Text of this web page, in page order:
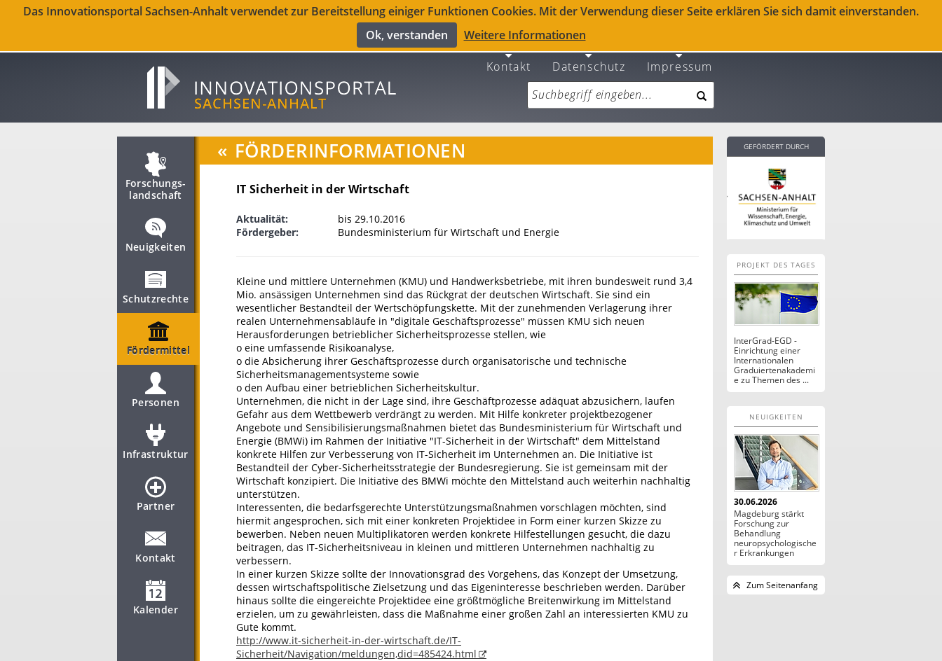
Das Innovationsportal Sachsen-Anhalt verwendet zur Bereitstellung einiger Funktionen Cookies. Mit der Verwendung dieser Seite erklären Sie sich damit einverstanden.
Ok, verstanden
Weitere Informationen
Kontakt Datenschutz Impressum
Forschungs­
landschaft
Neuigkeiten
Schutzrechte
Fördermittel
Personen
Infrastruktur
Partner
Kontakt
Kalender
« FÖRDERINFORMATIONEN
IT Sicherheit in der Wirtschaft
Aktualität:
bis 29.10.2016
Fördergeber:
Bundesministerium für Wirtschaft und Energie
Kleine und mittlere Unternehmen (KMU) und Handwerksbetriebe, mit ihren bundesweit rund 3,4
Mio. ansässigen Unternehmen sind das Rückgrat der deutschen Wirtschaft. Sie sind ein
wesentlicher Bestandteil der Wertschöpfungskette. Mit der zunehmenden Verlagerung ihrer
realen Unternehmensabläufe in "digitale Geschäftsprozesse" müssen KMU sich neuen
Herausforderungen betrieblicher Sicherheitsprozesse stellen, wie
o eine umfassende Risikoanalyse,
o die Absicherung ihrer Geschäftsprozesse durch organisatorische und technische
Sicherheitsmanagementsysteme sowie
o den Aufbau einer betrieblichen Sicherheitskultur.
Unternehmen, die nicht in der Lage sind, ihre Geschäftprozesse adäquat abzusichern, laufen
Gefahr aus dem Wettbewerb verdrängt zu werden. Mit Hilfe konkreter projektbezogener
Angebote und Sensibilisierungsmaßnahmen bietet das Bundesministerium für Wirtschaft und
Energie (BMWi) im Rahmen der Initiative "IT-Sicherheit in der Wirtschaft" dem Mittelstand
konkrete Hilfen zur Verbesserung von IT-Sicherheit im Unternehmen an. Die Initiative ist
Bestandteil der Cyber-Sicherheitsstrategie der Bundesregierung. Sie ist gemeinsam mit der
Wirtschaft konzipiert. Die Initiative des BMWi möchte den Mittelstand auch weiterhin nachhaltig
unterstützen.
Interessenten, die bedarfsgerechte Unterstützungsmaßnahmen vorschlagen möchten, sind
hiermit angesprochen, sich mit einer konkreten Projektidee in Form einer kurzen Skizze zu
bewerben. Neben neuen Multiplikatoren werden konkrete Hilfestellungen gesucht, die dazu
beitragen, das IT-Sicherheitsniveau in kleinen und mittleren Unternehmen nachhaltig zu
verbessern.
In einer kurzen Skizze sollte der Innovationsgrad des Vorgehens, das Konzept der Umsetzung,
dessen wirtschaftspolitische Zielsetzung und das Eigeninteresse beschrieben werden. Darüber
hinaus sollte die eingereichte Projektidee eine größtmögliche Breitenwirkung im Mittelstand
erzielen, um zu gewährleisten, dass die Maßnahme einer großen Zahl an interessierten KMU zu
Gute kommt.
http://www.it-sicherheit-in-der-wirtschaft.de/IT-
Sicherheit/Navigation/meldungen,did=485424.html
GEFÖRDERT DURCH
PROJEKT DES TAGES
InterGrad-EGD -
Einrichtung einer
Internationalen
Graduiertenakademi
e zu Themen des ...
NEUIGKEITEN
30.06.2026
Magdeburg stärkt
Forschung zur
Behandlung
neuropsychologische
r Erkrankungen
Zum Seitenanfang